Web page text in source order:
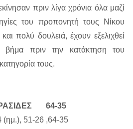
πριν λίγα χρόνια όλα μαζί
του προπονητή τους Νίκου
πολύ δουλειά, έχουν εξελιχθεί
βήμα πριν την κατάκτηση του
τους.
64-35
(ημ.), 51-26 ,64-35